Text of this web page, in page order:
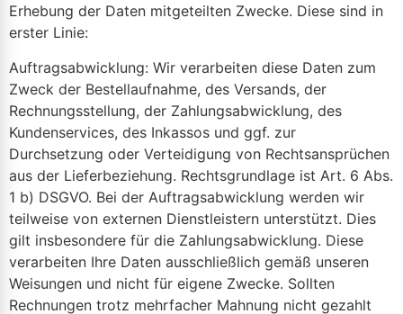
Erhebung der Daten mitgeteilten Zwecke. Diese sind in
erster Linie:
Auftragsabwicklung: Wir verarbeiten diese Daten zum
Zweck der Bestellaufnahme, des Versands, der
Rechnungsstellung, der Zahlungsabwicklung, des
Kundenservices, des Inkassos und ggf. zur
Durchsetzung oder Verteidigung von Rechtsansprüchen
aus der Lieferbeziehung. Rechtsgrundlage ist Art. 6 Abs.
1 b) DSGVO. Bei der Auftragsabwicklung werden wir
teilweise von externen Dienstleistern unterstützt. Dies
gilt insbesondere für die Zahlungsabwicklung. Diese
verarbeiten Ihre Daten ausschließlich gemäß unseren
Weisungen und nicht für eigene Zwecke. Sollten
Rechnungen trotz mehrfacher Mahnung nicht gezahlt